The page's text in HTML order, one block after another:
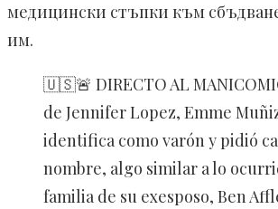
медицински стъпки към
им.
🇺🇸🚨 DIRECTO AL
de Jennifer Lopez, Emme
identifica como varón y pidió
nombre, algo similar a lo
familia de su exesposo, Ben